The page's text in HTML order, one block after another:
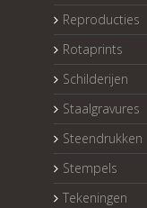
Reproducties
Rotaprints
Schilderijen
Staalgravures
Steendrukken
Stempels
Tekeningen